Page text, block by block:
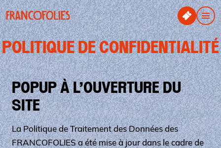
Aller au contenu principal
POLITIQUE DE CONFIDENTIALITÉ
POPUP À L’OUVERTURE DU
SITE
La Politique de Traitement des Données des
FRANCOFOLIES a été mise à jour dans le cadre de
Panneau de gestion des cookies